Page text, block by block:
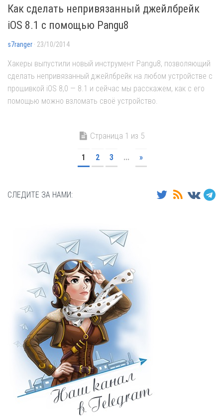
Как сделать непривязанный джейлбрейк
iOS 8.1 с помощью Pangu8
s7ranger · 23/10/2014
Хакеры выпустили новый инструмент Pangu8, позволяющий
сделать непривязанный джейлбрейк на любом устройстве с
прошивкой iOS 8,0 — 8.1 и сейчас мы расскажем, как с его
помощью можно взломать своё устройство.
Страница 1 из 5
1 2 3 ... »
СЛЕДИТЕ ЗА НАМИ: